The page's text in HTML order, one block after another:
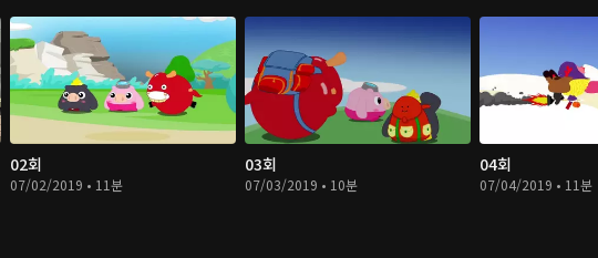
02회
07/02/2019 • 11분
03회
07/03/2019 • 10분
04회
07/04/2019 • 11분